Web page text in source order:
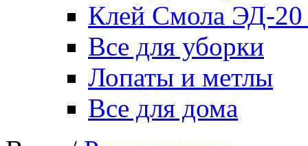
Клей Смола ЭД-20
Все для уборки
Лопаты и метлы
Все для дома